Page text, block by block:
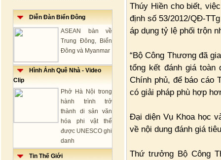
Diễn Đàn Biển Đông
ASEAN bàn về
Trung Đông, Biển
Đông và Myanmar
Hình Ảnh Quê Nhà - Video
Clip
Phở Hà Nội trong
hành trình trở
thành di sản văn
hóa phi vật thể
được UNESCO ghi
danh
Tin Thế Giới
Thúy Hiền cho biết,
định số 53/2012/QĐ-
áp dụng tỷ lệ phối trộn
“Bộ Công Thương đã
tổng kết đánh giá
Chính phủ, để báo cáo
có giải pháp phù hợp
Đại diện Vụ Khoa học
về nội dung đánh giá
Thứ trưởng Bộ Công